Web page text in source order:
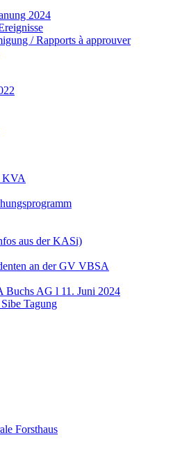
2024
/ Rapports à approuver
KVA
aus der KASi)
an der GV VBSA
Buchs AG l 11. Juni 2024
Tagung
Forsthaus